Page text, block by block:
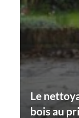
Le
bois au